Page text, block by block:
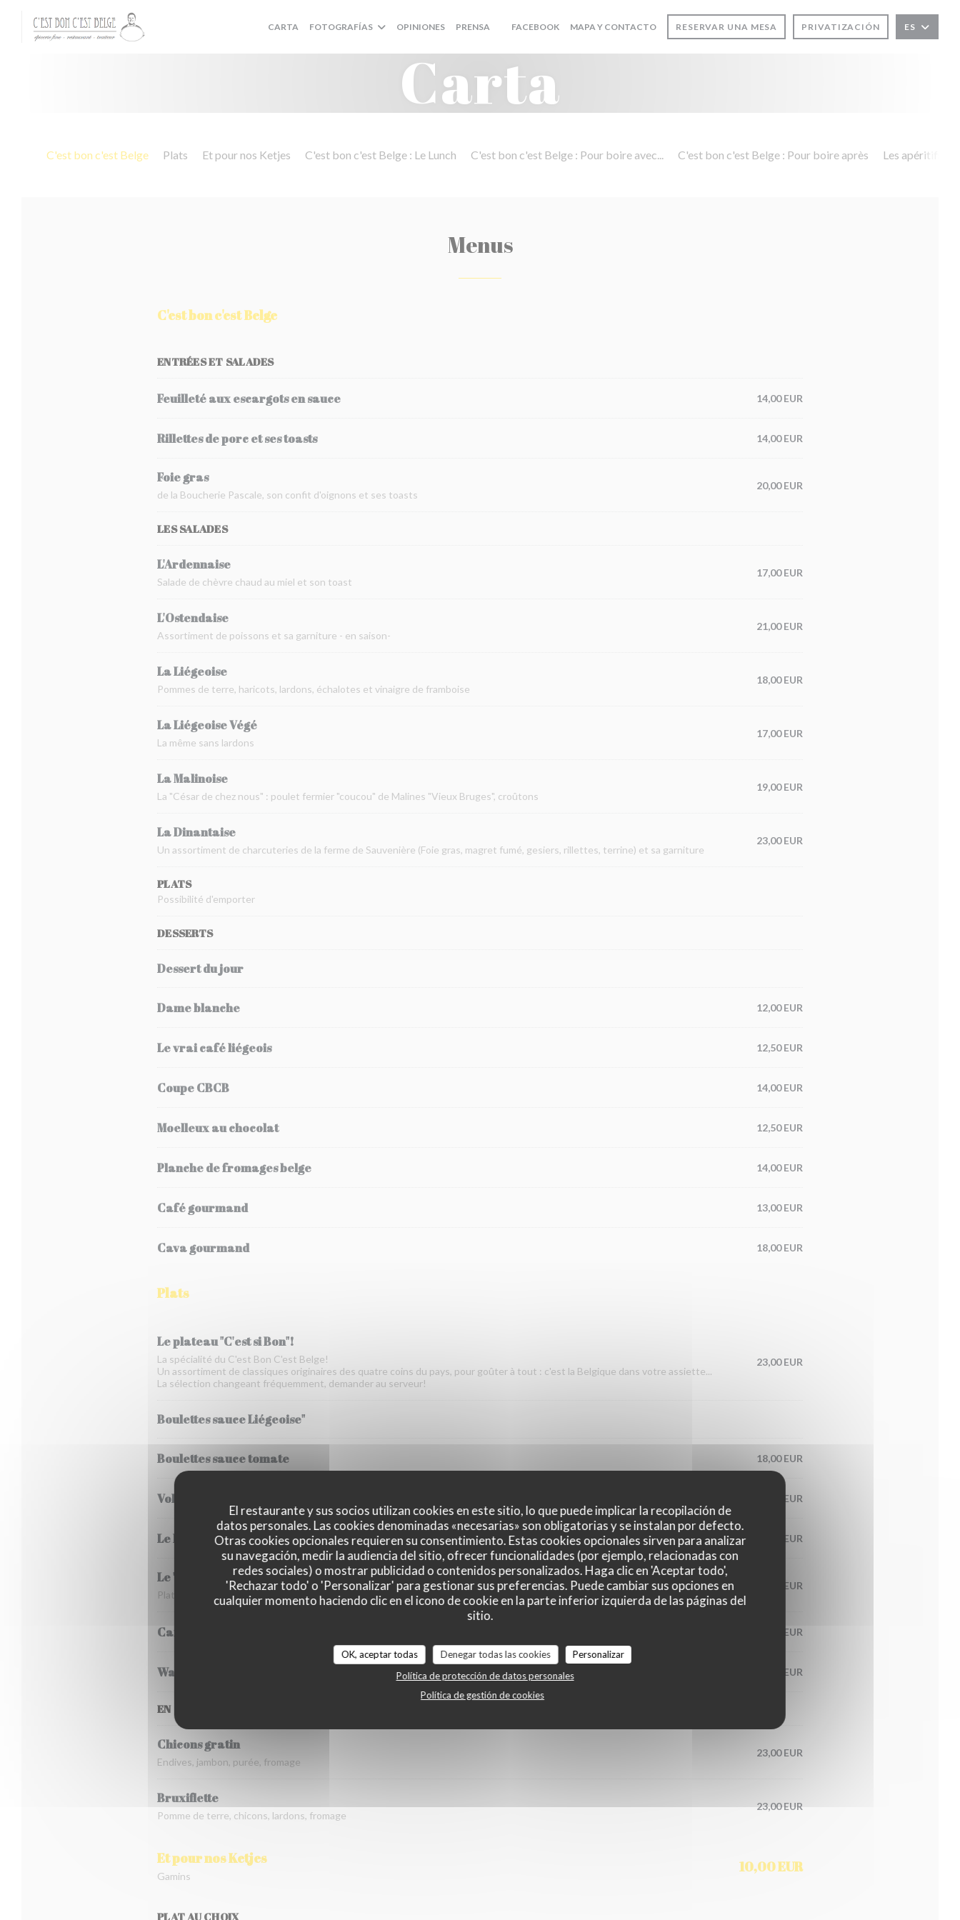
Personalización de sus opciones de cookies
El restaurante y sus socios utilizan cookies en este sitio, lo que puede implicar la recopilación de
datos personales. Las cookies denominadas «necesarias» son obligatorias y se instalan por defecto.
Otras cookies opcionales requieren su consentimiento. Estas cookies opcionales sirven para analizar
su navegación, medir la audiencia del sitio, ofrecer funcionalidades (por ejemplo, relacionadas con
redes sociales) o mostrar publicidad o contenidos personalizados. Haga clic en 'Aceptar todo',
'Rechazar todo' o 'Personalizar' para gestionar sus preferencias. Puede cambiar sus opciones en
cualquier momento haciendo clic en el icono de cookie en la parte inferior izquierda de las páginas del
sitio.
OK, aceptar todas Denegar todas las cookies
Personalizar
Política de protección de datos personales
Política de gestión de cookies
CARTA FOTOGRAFÍAS OPINIONES PRENSA
((ABRE EN UNA NUEVA VENTANA))
FACEBOOK((ABRE EN UNA NUEVA VENTANA))
MAPA Y CONTACTO RESERVAR UNA MESA PRIVATIZACIÓN ES
Carta
C'est bon c'est Belge Plats Et pour nos Ketjes C'est bon c'est Belge : Le Lunch C'est bon c'est Belge : Pour boire avec... C'est bon c'est Belge : Pour boire après Les apéritifs
Menus
C'est bon c'est Belge
ENTRÉES ET SALADES
Feuilleté aux escargots en sauce 14,00 EUR
Rillettes de porc et ses toasts 14,00 EUR
Foie gras
de la Boucherie Pascale, son confit d'oignons et ses toasts
20,00 EUR
LES SALADES
L'Ardennaise
Salade de chèvre chaud au miel et son toast
17,00 EUR
L'Ostendaise
Assortiment de poissons et sa garniture - en saison-
21,00 EUR
La Liégeoise
Pommes de terre, haricots, lardons, échalotes et vinaigre de framboise
18,00 EUR
La Liégeoise Végé
La même sans lardons
17,00 EUR
La Malinoise
La "César de chez nous" : poulet fermier "coucou" de Malines "Vieux Bruges", croûtons
19,00 EUR
La Dinantaise
Un assortiment de charcuteries de la ferme de Sauvenière (Foie gras, magret fumé, gesiers, rillettes, terrine) et sa garniture
23,00 EUR
PLATS
Possibilité d'emporter
DESSERTS
Dessert du jour
Dame blanche 12,00 EUR
Le vrai café liégeois 12,50 EUR
Coupe CBCB 14,00 EUR
Moelleux au chocolat 12,50 EUR
Planche de fromages belge 14,00 EUR
Café gourmand 13,00 EUR
Cava gourmand 18,00 EUR
Plats
Le plateau "C'est si Bon"!
La spécialité du C'est Bon C'est Belge!
Un assortiment de classiques originaires des quatre coins du pays, pour goûter à tout : c'est la Belgique dans votre assiette...
La sélection changeant fréquemment, demander au serveur!
23,00 EUR
Boulettes sauce Liégeoise"
Boulettes sauce tomate 18,00 EUR
Vol au vent 20,00 EUR
Le Parmentier de poisson 23,00 EUR
Le "Stoemp" du jour et son accompagnement
Plat typique de Bruxelles composé d'une purée de pommes de terre mélangée à un ou plusieurs légumes de saison
19,00 EUR
Carbonnade flamande 21,00 EUR
Waterzooi de poulet 20,00 EUR
EN SAISON, DE FIN OCTOBRE À DÉBUT AVRIL
Chicons gratin
Endives, jambon, purée, fromage
23,00 EUR
Bruxiflette
Pomme de terre, chicons, lardons, fromage
23,00 EUR
Et pour nos Ketjes
Gamins
10,00 EUR
PLAT AU CHOIX